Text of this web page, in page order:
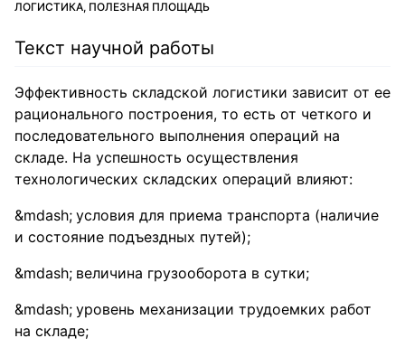
ЛОГИСТИКА, ПОЛЕЗНАЯ ПЛОЩАДЬ
Текст научной работы
Эффективность складской логистики зависит от ее
рационального построения, то есть от четкого и
последовательного выполнения операций на
складе. На успешность осуществления
технологических складских операций влияют:
условия для приема транспорта (наличие
и состояние подъездных путей);
величина грузооборота в сутки;
уровень механизации трудоемких работ
на складе;